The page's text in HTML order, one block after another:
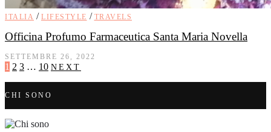
ITALIA / LIFESTYLE / TRAVELS
Officina Profumo Farmaceutica Santa Maria Novella
SETTEMBRE 26, 2022
1 2 3 … 10 NEXT
CHI SONO